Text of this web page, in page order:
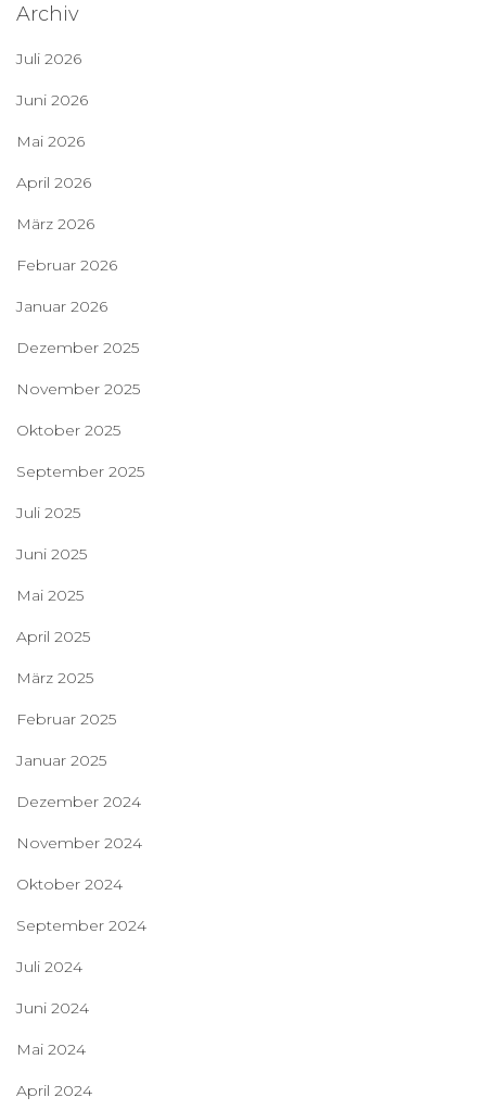
Archiv
Juli 2026
Juni 2026
Mai 2026
April 2026
März 2026
Februar 2026
Januar 2026
Dezember 2025
November 2025
Oktober 2025
September 2025
Juli 2025
Juni 2025
Mai 2025
April 2025
März 2025
Februar 2025
Januar 2025
Dezember 2024
November 2024
Oktober 2024
September 2024
Juli 2024
Juni 2024
Mai 2024
April 2024